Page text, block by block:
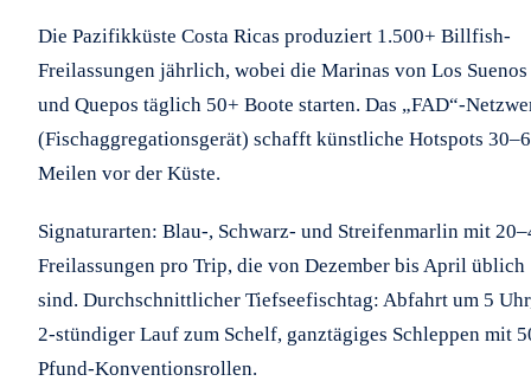
Die Pazifikküste Costa Ricas produziert 1.500+ Billfish-
Freilassungen jährlich, wobei die Marinas von Los Suenos
und Quepos täglich 50+ Boote starten. Das „FAD“-
(Fischaggregationsgerät) schafft künstliche Hotspots
Meilen vor der Küste.
Signaturarten: Blau-, Schwarz- und Streifenmarlin mit
Freilassungen pro Trip, die von Dezember bis April üblich
sind. Durchschnittlicher Tiefseefischtag: Abfahrt um 5
2-stündiger Lauf zum Schelf, ganztägiges Schleppen mit
Pfund-Konventionsrollen.